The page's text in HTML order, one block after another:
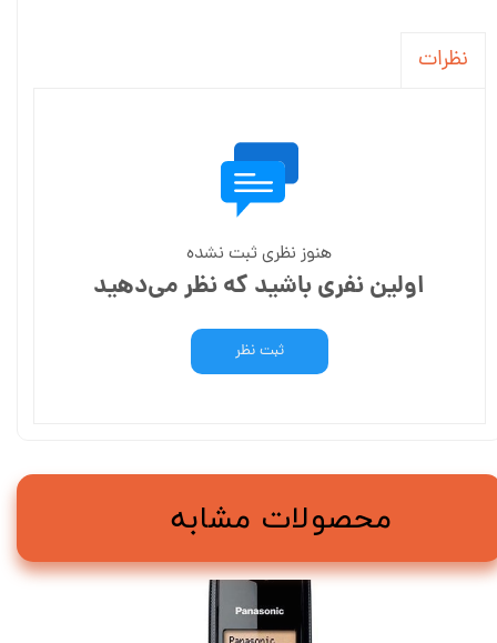
نظرات
هنوز نظری ثبت نشده
اولین نفری باشید که نظر می‌دهید
ثبت نظر
محصولات مشابه